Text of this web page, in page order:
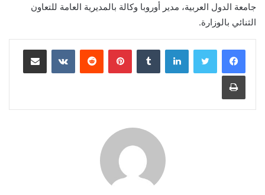
جامعة الدول العربية، مدير أوروبا وكالة بالمديرية العامة للتعاون
الثنائي بالوزارة.
لينكدإن بينتيريست مشاركة عبر البريد
طباعة